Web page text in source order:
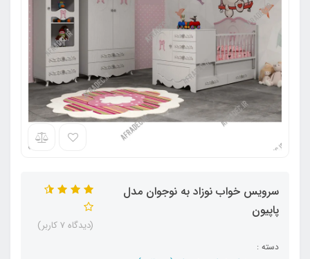
سرویس خواب نوزاد به نوجوان مدل
پاپیون
دسته :
(دیدگاه 7 کاربر)